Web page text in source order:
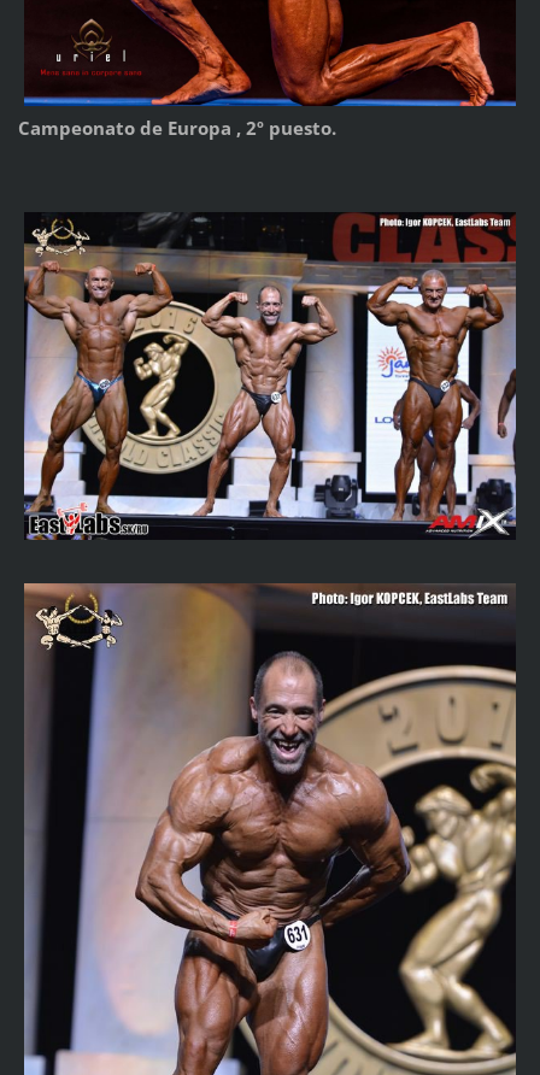
Campeonato de Europa , 2º puesto.